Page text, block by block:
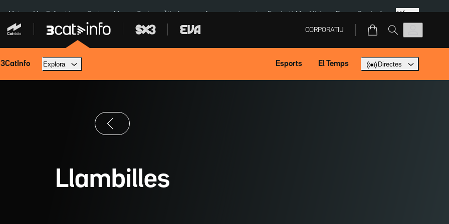
a Meta Mor Felipe Lipe Ceuta Menors Ceuta Àtic Ayuso Aparcament agost Fundació Mas Miró eBay Perpinyà Més
CORPORATIU
3CatInfo Explora Esports El Temps Directes
Llambilles